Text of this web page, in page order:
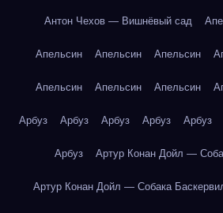
Антон Чехов — Вишнёвый сад
Апельсин Апельсин Апельсин
Апельсин Апельсин Апельсин
Арбуз Арбуз Арбуз Арбуз Арбуз
Арбуз Артур Конан Дойл —
Артур Конан Дойл — Собака